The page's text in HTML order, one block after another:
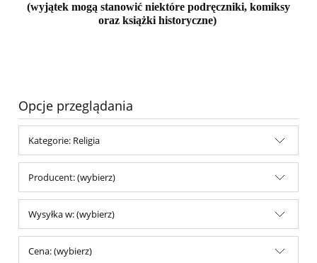
(wyjątek mogą stanowić niektóre podręczniki, komiksy
oraz książki historyczne)
Opcje przeglądania
Kategorie: Religia
Producent: (wybierz)
Wysyłka w: (wybierz)
Cena: (wybierz)